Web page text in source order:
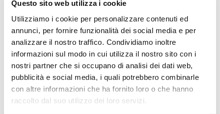
Questo sito web utilizza i cookie
Utilizziamo i cookie per personalizzare contenuti ed
annunci, per fornire funzionalità dei social media e per
analizzare il nostro traffico. Condividiamo inoltre
informazioni sul modo in cui utilizza il nostro sito con i
nostri partner che si occupano di analisi dei dati web,
pubblicità e social media, i quali potrebbero combinarle
con altre informazioni che ha fornito loro o che hanno
raccolto dal suo utilizzo dei loro servizi.
conseguenza, la nostra
credibilità e il nostro lavoro ne
risentirebbero.
Come trovare ingaggi
come travel content
creator?